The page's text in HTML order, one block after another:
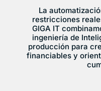
La
restricciones
GIGA IT
ingeniería de
producción para
financiables y